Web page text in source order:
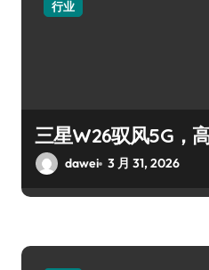
行业
三星W26驭风5G，
dawei 3 月 31, 2026